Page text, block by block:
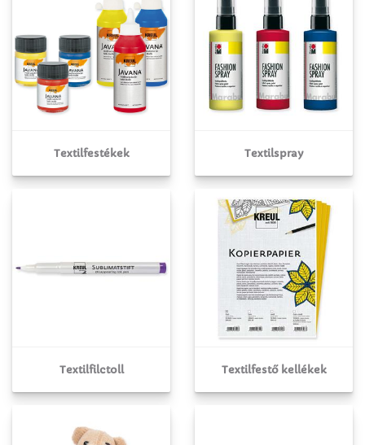
Textilfestékek Textilspray
Textilfilctoll Textilfestő kellékek